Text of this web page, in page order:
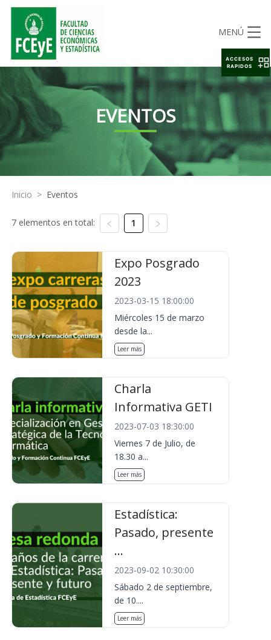
MENÚ
EVENTOS
Inicio > Eventos
7 elementos en total: 1
Expo Posgrado
2023
2023-03-15 18:00:00
Miércoles 15 de marzo
desde la...
Leer más
Charla
Informativa GETI
2023-07-03 18:30:00
Viernes 7 de Julio, de
18.30 a...
Leer más
Estadística:
Pasado, presente
...
2023-09-02 10:30:00
Sábado 2 de septiembre,
de 10....
Leer más
ACCESOS
RAPIDOS